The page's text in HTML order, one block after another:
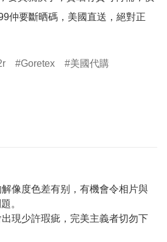
仲要斷晒碼，美國直送，絕對正
Goretex 美國代購
度色差有别，有機會令相片與
。
少許瑕疵，完美主義者切勿下